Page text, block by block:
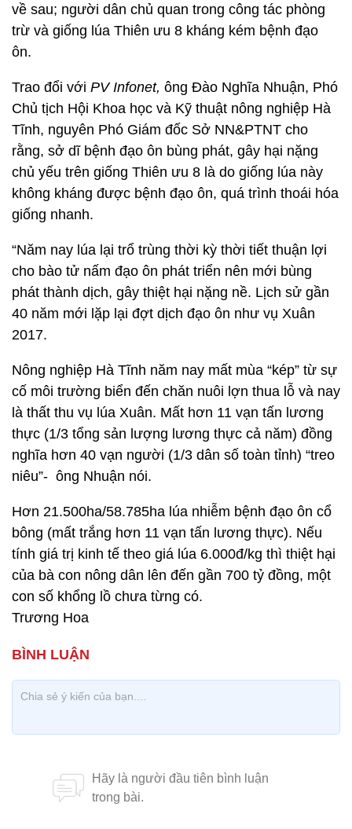
về sau; người dân chủ quan trong công tác phòng
trừ và giống lúa Thiên ưu 8 kháng kém bệnh đạo
ôn.
Trao đổi với PV Infonet, ông Đào Nghĩa Nhuận, Phó
Chủ tịch Hội Khoa học và Kỹ thuật nông nghiệp Hà
Tĩnh, nguyên Phó Giám đốc Sở NN&PTNT cho
rằng, sở dĩ bệnh đạo ôn bùng phát, gây hại nặng
chủ yếu trên giống Thiên ưu 8 là do giống lúa này
không kháng được bệnh đạo ôn, quá trình thoái hóa
giống nhanh.
“Năm nay lúa lại trổ trùng thời kỳ thời tiết thuận lợi
cho bào tử nấm đạo ôn phát triển nên mới bùng
phát thành dịch, gây thiệt hại nặng nề. Lịch sử gần
40 năm mới lặp lại đợt dịch đạo ôn như vụ Xuân
2017.
Nông nghiệp Hà Tĩnh năm nay mất mùa “kép” từ sự
cố môi trường biển đến chăn nuôi lợn thua lỗ và nay
là thất thu vụ lúa Xuân. Mất hơn 11 vạn tấn lương
thực (1/3 tổng sản lượng lương thực cả năm) đồng
nghĩa hơn 40 vạn người (1/3 dân số toàn tỉnh) “treo
niêu”- ông Nhuận nói.
Hơn 21.500ha/58.785ha lúa nhiễm bệnh đạo ôn cổ
bông (mất trắng hơn 11 vạn tấn lương thực). Nếu
tính giá trị kinh tế theo giá lúa 6.000đ/kg thì thiệt hại
của bà con nông dân lên đến gần 700 tỷ đồng, một
con số khổng lồ chưa từng có.
Trương Hoa